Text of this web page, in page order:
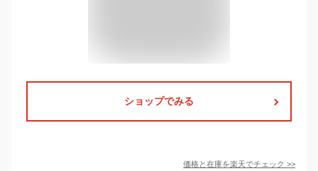
ショップでみる
価格と在庫を楽天でチェック >>